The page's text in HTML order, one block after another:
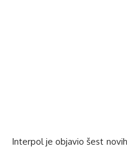
Interpol je objavio šest